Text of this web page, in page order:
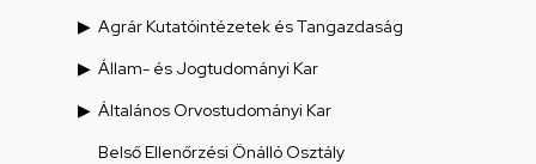
Agrár Kutatóintézetek és Tangazdaság
Állam- és Jogtudományi Kar
Általános Orvostudományi Kar
Belső Ellenőrzési Önálló Osztály